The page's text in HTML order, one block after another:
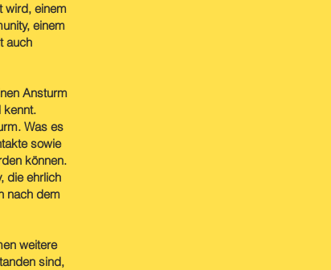
wird, einem
einem
auch
Ansturm
kennt.
Was es
sowie
können.
die ehrlich
nach dem
weitere
sind,